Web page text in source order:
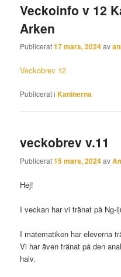
Veckoinfo v 12
Arken
Publicerat17 mars, 2024av
Veckobrev 12
Publicerat i Kaninerna
veckobrev v.11
Publicerat15 mars, 2024av
Hej!
I veckan har vi tränat på
I matematiken har eleverna
Vi har även tränat på den
halv.